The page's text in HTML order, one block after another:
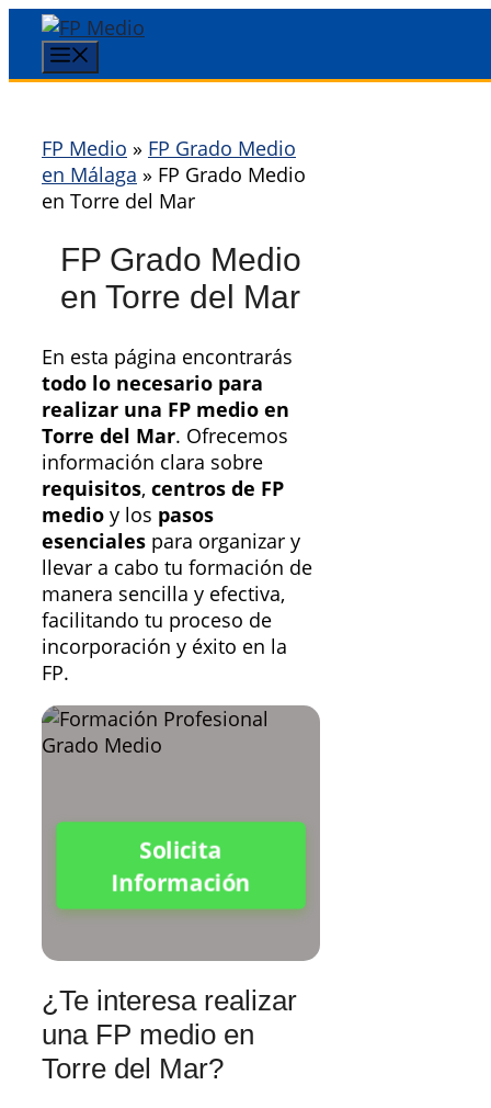
Saltar
contenido
FP Medio » FP Grado Medio
en Málaga » FP Grado Medio
en Torre del Mar
FP Grado Medio
en Torre del Mar
En esta página encontrarás
todo lo necesario para
realizar una FP medio en
Torre del Mar. Ofrecemos
información clara sobre
requisitos, centros de FP
medio y los pasos
esenciales para organizar y
llevar a cabo tu formación de
manera sencilla y efectiva,
facilitando tu proceso de
incorporación y éxito en la
FP.
Solicita
Información
¿Te interesa realizar
una FP medio en
Torre del Mar?